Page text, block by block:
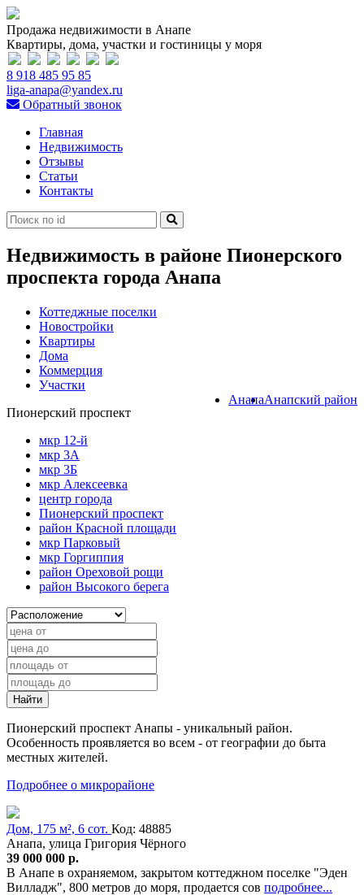
Продажа недвижимости в Анапе
Квартиры, дома, участки и гостиницы у моря
8 918 485 95 85
liga-anapa@yandex.ru
Обратный звонок
Главная
Недвижимость
Отзывы
Статьи
Контакты
Недвижимость в районе Пионерского
проспекта города Анапа
Коттеджные поселки
Новостройки
Квартиры
Дома
Коммерция
Участки
Анапский район
Анапа
Пионерский проспект
мкр 12-й
мкр 3А
мкр 3Б
мкр Алексеевка
центр города
Пионерский проспект
район Красной площади
мкр Парковый
мкр Горгиппия
район Ореховой рощи
район Высокого берега
Найти
Пионерский проспект Анапы - уникальный район.
Особенность проявляется во всем - от географии до быта
местных жителей.
Подробнее о микрорайоне
Дом, 175 м², 6 сот. Код: 48885
Анапа, улица Григория Чёрного
39 000 000 р.
В Анапе в охраняемом, закрытом коттеджном поселке "Эден
Вилладж", 800 метров до моря, продается сов подробнее...